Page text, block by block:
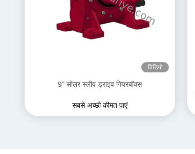
विडियो
9" सोलर स्लीव ड्राइव गियरबॉक्स
सबसे अच्छी कीमत पाएं